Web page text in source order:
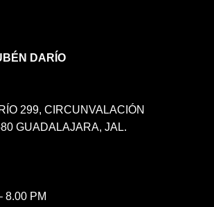
DARÍO
299, CIRCUNVALACIÓN
GUADALAJARA, JAL.
8.00 PM